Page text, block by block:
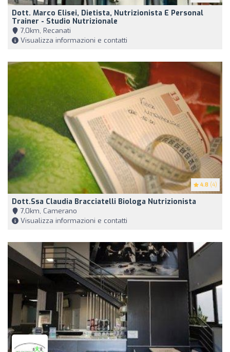
Dott. Marco Elisei, Dietista, Nutrizionista E Personal
Trainer - Studio Nutrizionale
7,0km, Recanati
Visualizza informazioni e contatti
4.8 (4)
Dott.ssa Claudia Bracciatelli Biologa Nutrizionista
7,0km, Camerano
Visualizza informazioni e contatti